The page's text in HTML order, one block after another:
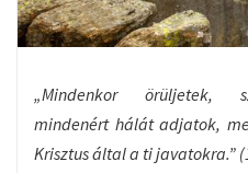
„Mindenkor örüljetek,
mindenért hálát adjatok,
Krisztus által a ti javatokra.”